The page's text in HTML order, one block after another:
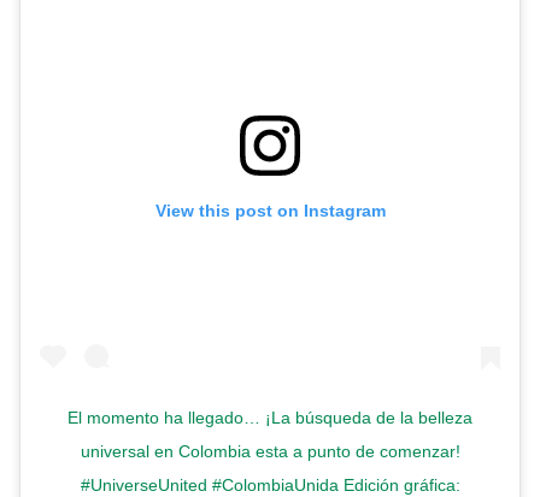
View this post on Instagram
El momento ha llegado… ¡La búsqueda de la belleza
universal en Colombia esta a punto de comenzar!
#UniverseUnited #ColombiaUnida Edición gráfica: